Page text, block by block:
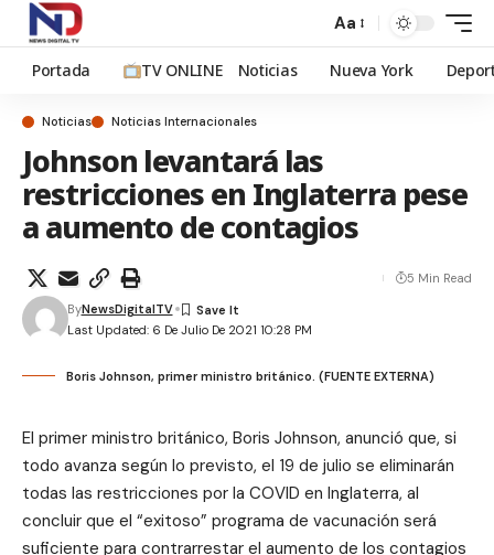
Aa
Portada TV ONLINE Noticias Nueva York
Noticias Noticias Internacionales
Johnson levantará las
restricciones en Inglaterra pese
a aumento de contagios
Last Updated: 6 De Julio De 2021 10:28 PM
ByNewsDigitalTV
5 Min Read
Boris Johnson, primer ministro británico. (FUENTE EXTERNA)
El primer ministro británico, Boris Johnson, anunció que, si
todo avanza según lo previsto, el 19 de julio se eliminarán
todas las restricciones por la COVID en Inglaterra, al
concluir que el “exitoso” programa de vacunación será
suficiente para contrarrestar el aumento de los contagios